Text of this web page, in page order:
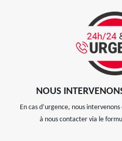
NOUS
En cas d’urgence, nous
à nous contacter via le